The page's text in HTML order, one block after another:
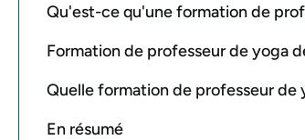
Qu'est-ce qu'une formation de
Formation de professeur de yoga
Quelle formation de professeur de
En résumé